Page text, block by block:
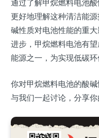
通过了解甲烷燃料电池
更好地理解这种清洁能
碱性质对电池性能的重
进步，甲烷燃料电池有
能源之一，为实现低碳环
你对甲烷燃料电池的酸
与我们一起讨论，分享你